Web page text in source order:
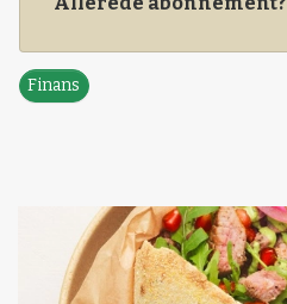
Finans